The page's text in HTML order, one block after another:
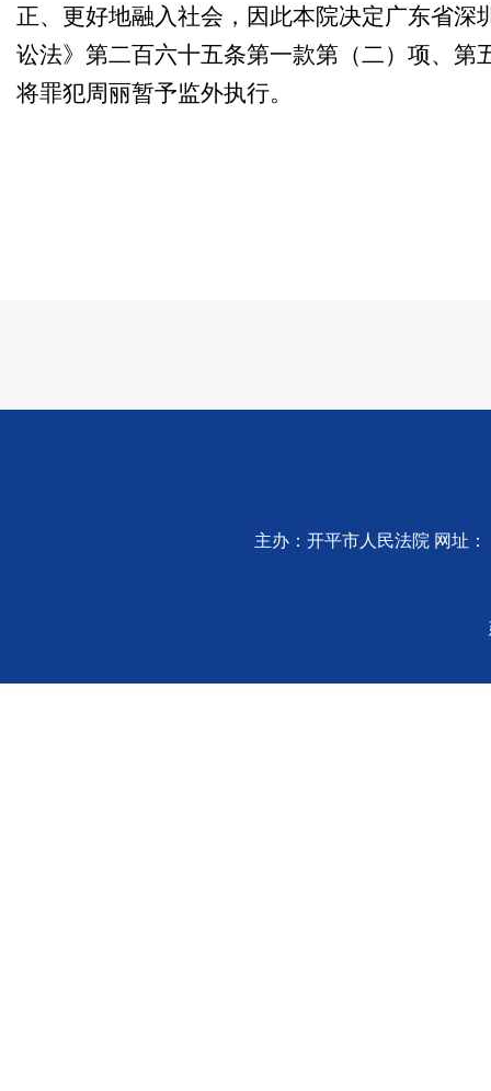
正、更好地融入社会，因此本院决定广东省
讼法》第二百六十五条第一款第（二）项、
将罪犯周丽暂予监外执行。
主办：开平市人民法院 网址：